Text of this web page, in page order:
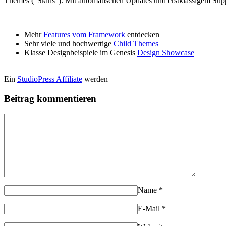
MehrFeatures vom Framework entdecken
Sehr viele und hochwertige Child Themes
Klasse Designbeispiele im Genesis Design Showcase
Ein StudioPress Affiliate werden
Beitrag kommentieren
Name *
E-Mail *